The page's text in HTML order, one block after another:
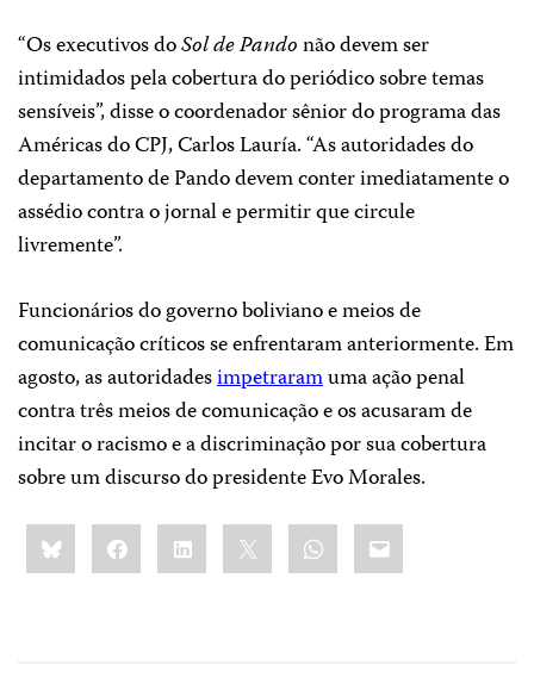
“Os executivos doSol de Pandonão devem ser
intimidados pela cobertura do periódico sobre temas
sensíveis”, disse o coordenador sênior do programa das
Américas do CPJ, Carlos Lauría. “As autoridades do
departamento de Pando devem conter imediatamente o
assédio contra o jornal e permitir que circule
livremente”.
Funcionários do governo boliviano e meios de
comunicação críticos se enfrentaram anteriormente. Em
agosto, as autoridadesimpetraramuma ação penal
contra três meios de comunicação e os acusaram de
incitar o racismo e a discriminação por sua cobertura
sobre um discurso do presidente Evo Morales.
Share
this:BlueskyFacebookLinkedIn WhatsApp
Email